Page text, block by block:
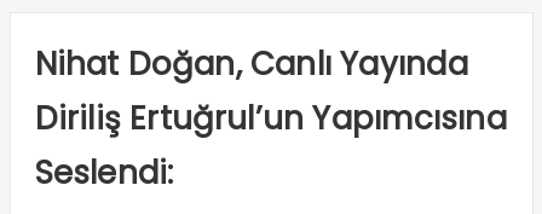
Nihat Doğan, Canlı Yayında
Diriliş Ertuğrul’un Yapımcısına
Seslendi: